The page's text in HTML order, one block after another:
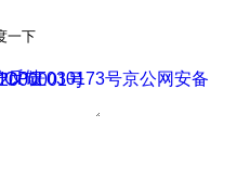
一下
反馈证030173号
号